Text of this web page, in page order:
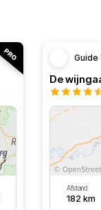
Guide
De
Afstand
182 km